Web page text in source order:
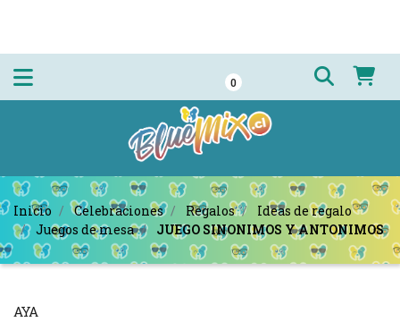
0
Inicio Celebraciones Regalos
Ideas de regalo
Juegos de mesa
JUEGO SINONIMOS Y ANTONIMOS
AYA